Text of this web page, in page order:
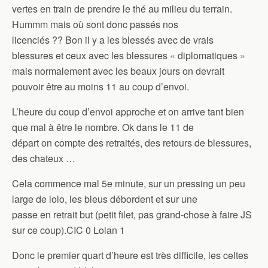
vertes en train de prendre le thé au milieu du terrain.
Hummm mais où sont donc passés nos
licenciés ?? Bon il y a les blessés avec de vrais
blessures et ceux avec les blessures « diplomatiques »
mais normalement avec les beaux jours on devrait
pouvoir être au moins 11 au coup d’envoi.
L’heure du coup d’envoi approche et on arrive tant bien
que mal à être le nombre. Ok dans le 11 de
départ on compte des retraités, des retours de blessures,
des chateux …
Cela commence mal 5e minute, sur un pressing un peu
large de lolo, les bleus débordent et sur une
passe en retrait but (petit filet, pas grand-chose à faire JS
sur ce coup).CIC 0 Lolan 1
Donc le premier quart d’heure est très difficile, les celtes